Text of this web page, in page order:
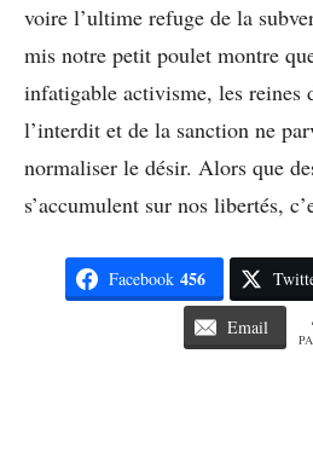
voire l’ultime refuge de la
mis notre petit poulet montre
infatigable activisme, les reines
l’interdit et de la sanction ne
normaliser le désir. Alors que
s’accumulent sur nos libertés,
Facebook 456
Email